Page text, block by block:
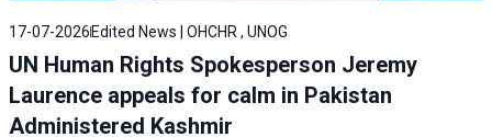
17-07-2026 Edited News | OHCHR , UNOG
UN Human Rights Spokesperson Jeremy
Laurence appeals for calm in Pakistan
Administered Kashmir